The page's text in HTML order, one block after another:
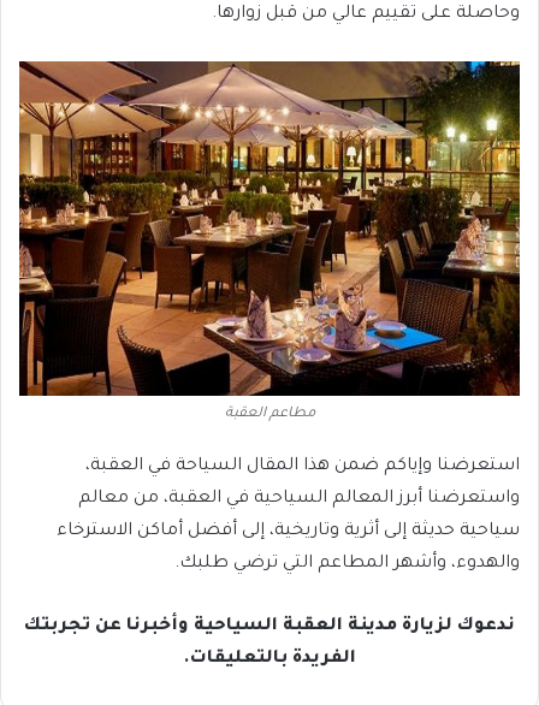
وحاصلة على تقييم عالي من قبل زوارها.
مطاعم العقبة
استعرضنا وإياكم ضمن هذا المقال السياحة في العقبة،
واستعرضنا أبرز المعالم السياحية في العقبة، من معالم
سياحية حديثة إلى أثرية وتاريخية، إلى أفضل أماكن الاسترخاء
والهدوء، وأشهر المطاعم التي ترضي طلبك.
ندعوك لزيارة مدينة العقبة السياحية وأخبرنا عن تجربتك
الفريدة بالتعليقات.